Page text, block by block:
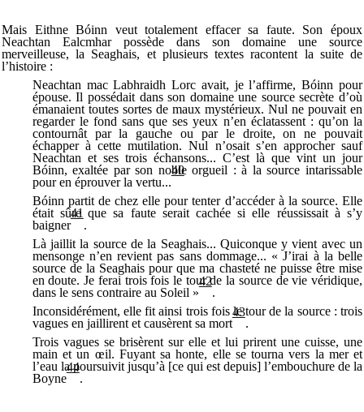
Mais Eithne Bóinn veut totalement effacer sa faute. Son époux
Neachtan Ealcmhar possède dans son domaine une source
merveilleuse, la Seaghais, et plusieurs textes racontent la suite de
l’histoire :
Neachtan mac Labhraidh Lorc avait, je l’affirme, Bóinn pour
épouse. Il possédait dans son domaine une source secrète d’où
émanaient toutes sortes de maux mystérieux. Nul ne pouvait en
regarder le fond sans que ses yeux n’en éclatassent : qu’on la
contournât par la gauche ou par le droite, on ne pouvait
échapper à cette mutilation. Nul n’osait s’en approcher sauf
Neachtan et ses trois échansons... C’est là que vint un jour
Bóinn, exaltée par son noble orgueil : à la source intarissable
pour en éprouver la vertu...
40
Bóinn partit de chez elle pour tenter d’accéder à la source. Elle
était sûre que sa faute serait cachée si elle réussissait à s’y
baigner
41
.
Là jaillit la source de la Seaghais... Quiconque y vient avec un
mensonge n’en revient pas sans dommage... « J’irai à la belle
source de la Seaghais pour que ma chasteté ne puisse être mise
en doute. Je ferai trois fois le tour de la source de vie véridique,
dans le sens contraire au Soleil »
42
.
Inconsidérément, elle fit ainsi trois fois le tour de la source : trois
vagues en jaillirent et causèrent sa mort
43
.
Trois vagues se brisèrent sur elle et lui prirent une cuisse, une
main et un œil. Fuyant sa honte, elle se tourna vers la mer et
l’eau la poursuivit jusqu’à [ce qui est depuis] l’embouchure de la
Boyne
44
.